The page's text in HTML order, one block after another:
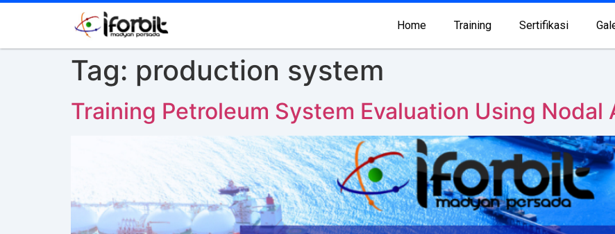
Home Training Sertifikasi
Tag: production system
Training Petroleum System Evaluation Using Nodal